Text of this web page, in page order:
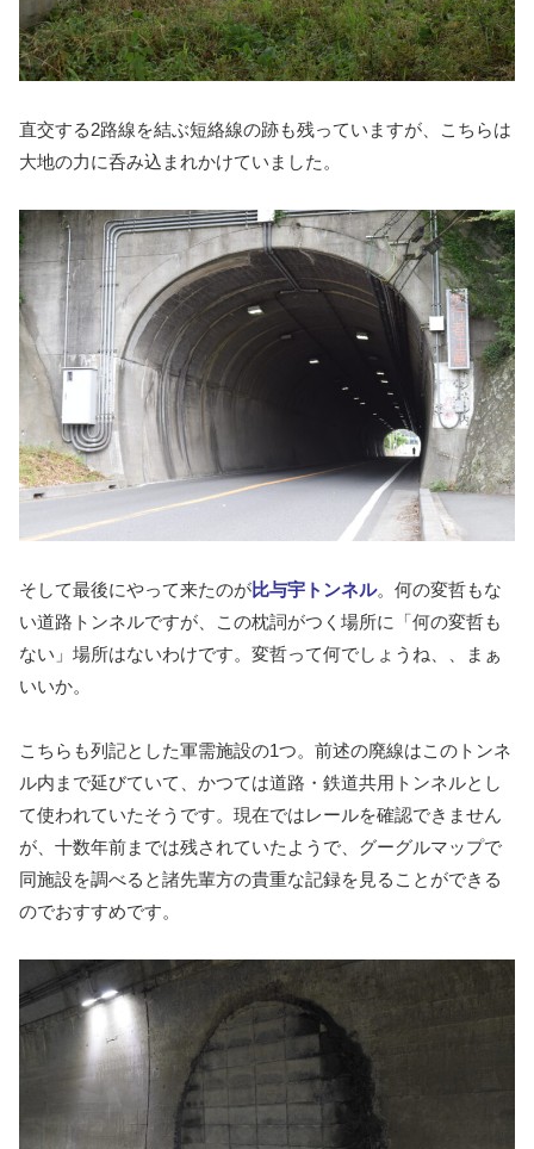
直交する2路線を結ぶ短絡線の跡も残っていますが、こちらは
大地の力に呑み込まれかけていました。
そして最後にやって来たのが比与宇トンネル。何の変哲もな
い道路トンネルですが、この枕詞がつく場所に「何の変哲も
ない」場所はないわけです。変哲って何でしょうね、、まぁ
いいか。
こちらも列記とした軍需施設の1つ。前述の廃線はこのトンネ
ル内まで延びていて、かつては道路・鉄道共用トンネルとし
て使われていたそうです。現在ではレールを確認できません
が、十数年前までは残されていたようで、グーグルマップで
同施設を調べると諸先輩方の貴重な記録を見ることができる
のでおすすめです。